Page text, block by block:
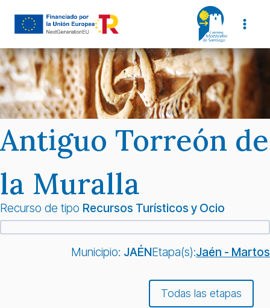
Antiguo Torreón de
la Muralla
Recurso de tipo Recursos Turísticos y Ocio
Municipio: JAÉNEtapa(s):Jaén - Martos
Todas las etapas